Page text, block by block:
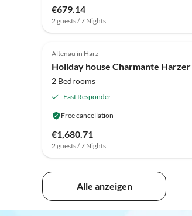
€679.14
2 guests / 7 Nights
4.2 (10)
Altenau in Harz
2 Bedrooms
Fast Responder
Free cancellation
€1,680.71
2 guests / 7 Nights
Alle anzeigen